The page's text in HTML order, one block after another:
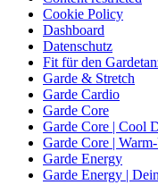
Cookie Policy
Dashboard
Datenschutz
Fit für den
Garde & Stretch
Garde Cardio
Garde Core
Garde Core | Cool
Garde Core |
Garde Energy
Garde Energy |